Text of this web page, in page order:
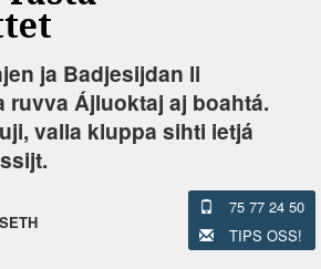
ja Badjesijdan li
ruvva Ájluoktaj aj boahtá.
valla kluppa sihti ietjá
75 77 24 50
TIPS OSS!